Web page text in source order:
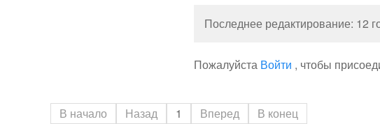
Последнее редактирование: 12
Пожалуйста Войти , чтобы
В начало Назад 1 Вперед В конец